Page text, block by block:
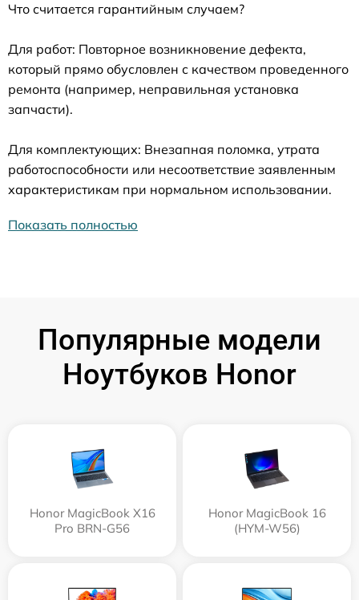
Что считается гарантийным случаем?
Для работ: Повторное возникновение дефекта,
который прямо обусловлен с качеством проведенного
ремонта (например, неправильная установка
запчасти).
Для комплектующих: Внезапная поломка, утрата
работоспособности или несоответствие заявленным
характеристикам при нормальном использовании.
Показать полностью
Популярные модели
Ноутбуков Honor
Honor MagicBook X16
Pro BRN-G56
Honor MagicBook 16
(HYM-W56)